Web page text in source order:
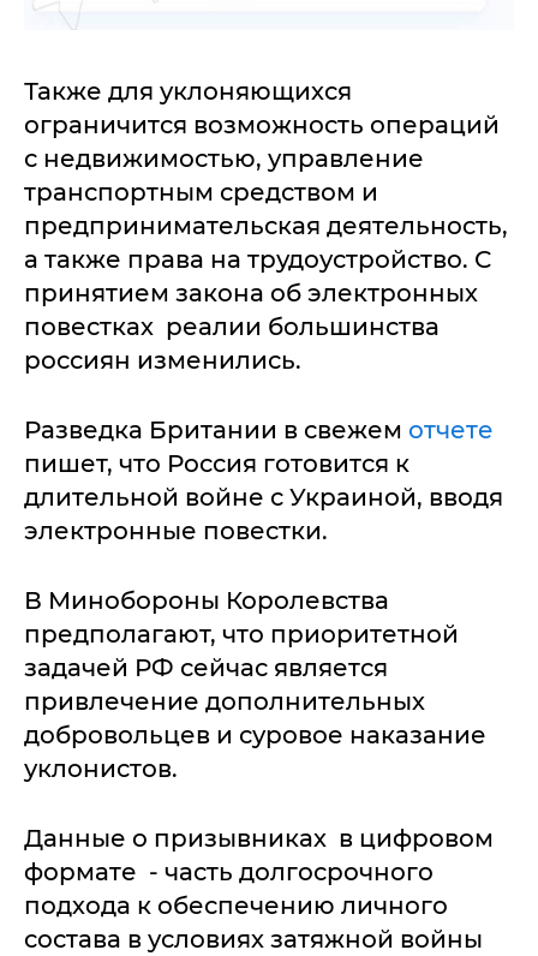
Также для уклоняющихся
ограничится возможность операций
с недвижимостью, управление
транспортным средством и
предпринимательская деятельность,
а также права на трудоустройство. С
принятием закона об электронных
повестках реалии большинства
россиян изменились.
Разведка Британии в свежем отчете
пишет, что Россия готовится к
длительной войне с Украиной, вводя
электронные повестки.
В Минобороны Королевства
предполагают, что приоритетной
задачей РФ сейчас является
привлечение дополнительных
добровольцев и суровое наказание
уклонистов.
Данные о призывниках в цифровом
формате - часть долгосрочного
подхода к обеспечению личного
состава в условиях затяжной войны